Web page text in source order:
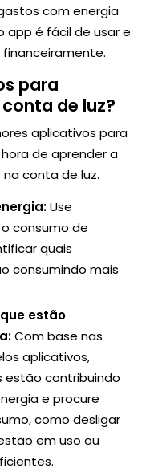
com energia
app é fácil de usar e
para
de luz?
aplicativos para
de aprender a
conta de luz.
Use
consumo de
quais
consumindo mais
estão
Com base nas
aplicativos,
estão contribuindo
e procure
como desligar
em uso ou